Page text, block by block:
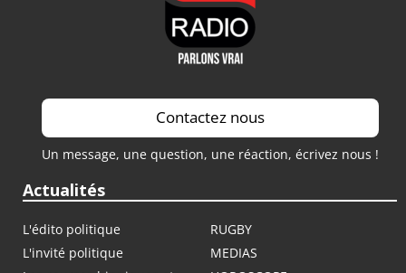
Contactez nous
Un message, une question, une réaction, écrivez nous !
Actualités
L'édito politique
RUGBY
L'invité politique
MEDIAS